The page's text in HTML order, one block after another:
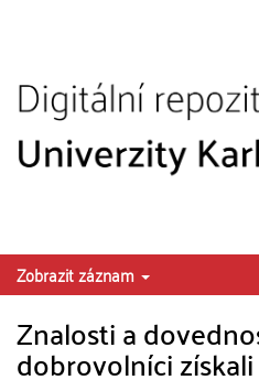
Zobrazit záznam
Znalosti a
dobrovolníci